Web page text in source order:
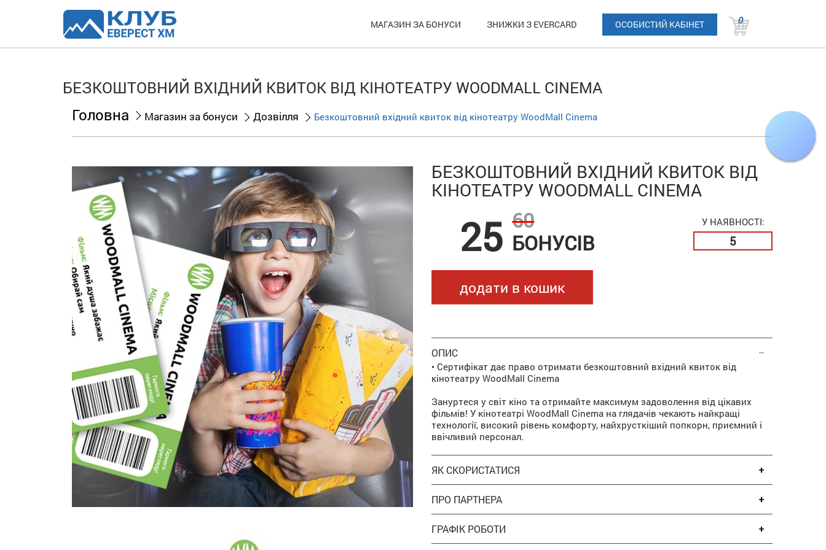
МАГАЗИН ЗА БОНУСИ ЗНИЖКИ З EVERCARD ОСОБИСТИЙ КАБІНЕТ 0
БЕЗКОШТОВНИЙ ВХІДНИЙ КВИТОК ВІД КІНОТЕАТРУ WOODMALL CINEMA
Головна Магазин за бонуси Дозвілля Безкоштовний вхідний квиток від кінотеатру WoodMall Cinema
БЕЗКОШТОВНИЙ ВХІДНИЙ КВИТОК ВІД
КІНОТЕАТРУ WOODMALL CINEMA
25 60
БОНУСІВ
У НАЯВНОСТІ:
5
додати в кошик
ОПИС
• Сертифікат дає право отримати безкоштовний вхідний квиток від
кінотеатру WoodMall Cinema
Зануртеся у світ кіно та отримайте максимум задоволення від цікавих
фільмів! У кінотеатрі WoodMall Cinema на глядачів чекають найкращі
технології, високий рівень комфорту, найхрусткіший попкорн, приємний і
ввічливий персонал.
ЯК СКОРИСТАТИСЯ
ПРО ПАРТНЕРА
ГРАФІК РОБОТИ